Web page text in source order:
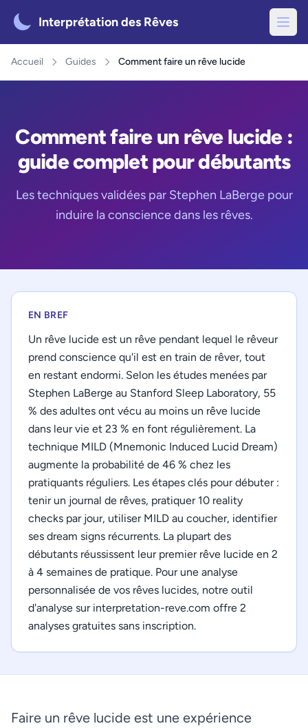
Interprétation des Rêves
Accueil Guides Comment faire un rêve lucide
Comment faire un rêve lucide :
guide complet pour débutants
Les techniques validées par Stephen LaBerge pour
induire la conscience dans les rêves.
EN BREF
Un rêve lucide est un rêve pendant lequel le rêveur
prend conscience qu'il est en train de rêver, tout
en restant endormi. Selon les études menées par
Stephen LaBerge au Stanford Sleep Laboratory, 55
% des adultes ont vécu au moins un rêve lucide
dans leur vie et 23 % en font régulièrement. La
technique MILD (Mnemonic Induced Lucid Dream)
augmente la probabilité de 46 % chez les
pratiquants réguliers. Les étapes clés pour débuter :
tenir un journal de rêves, pratiquer 10 reality
checks par jour, utiliser MILD au coucher, identifier
ses dream signs récurrents. La plupart des
débutants réussissent leur premier rêve lucide en 2
à 4 semaines de pratique. Pour une analyse
personnalisée de vos rêves lucides, notre outil
d'analyse sur interpretation-reve.com offre 2
analyses gratuites sans inscription.
Faire un rêve lucide est une expérience